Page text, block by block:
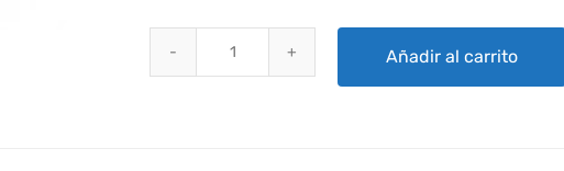
Añadir al carrito